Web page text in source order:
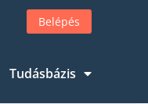
Belépés
Tudásbázis